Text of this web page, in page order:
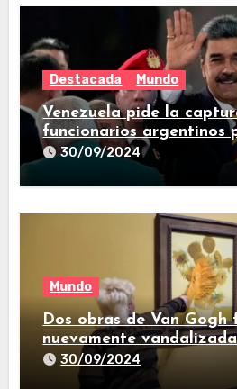
Destacada Mundo
Venezuela pide la
funcionarios argentinos
avión iraní que estuvo
30/09/2024
Mundo
Dos obras de Van Gogh
nuevamente
30/09/2024